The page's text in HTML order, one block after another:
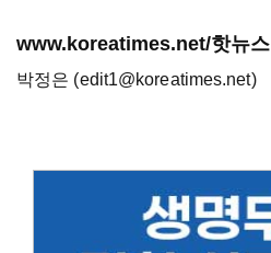
www.koreatimes.net/핫뉴스
박정은 (edit1@koreatimes.net)